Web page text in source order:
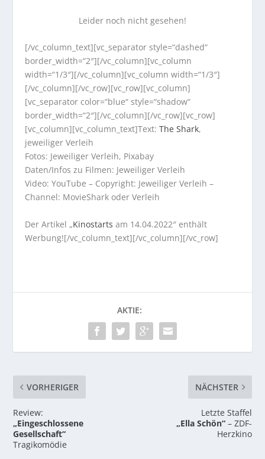
Leider noch nicht gesehen!
[/vc_column_text][vc_separator style=“dashed“
border_width=“2″][/vc_column][vc_column
width=“1/3″][/vc_column][vc_column width=“1/3″]
[/vc_column][/vc_row][vc_row][vc_column]
[vc_separator color=“blue“ style=“shadow“
border_width=“2″][/vc_column][/vc_row][vc_row]
[vc_column][vc_column_text]Text:The Shark,
jeweiliger Verleih
Fotos: Jeweiliger Verleih, Pixabay
Daten/Infos zu Filmen: Jeweiliger Verleih
Video: YouTube – Copyright: Jeweiliger Verleih –
Channel: MovieShark oder Verleih
Der Artikel „Kinostarts am 14.04.2022″ enthält
Werbung![/vc_column_text][/vc_column][/vc_row]
AKTIE:
VORHERIGER
Review:
„Eingeschlossene
Gesellschaft“
Tragikomödie
NÄCHSTER
Letzte Staffel
„Ella Schön“ – ZDF-
Herzkino